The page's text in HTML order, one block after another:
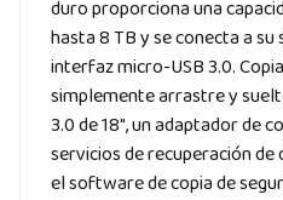
duro proporciona una
hasta 8 TB y se conecta a
interfaz micro-USB 3.0.
simplemente arrastre y
3.0 de 18″, un adaptador de
servicios de recuperación de
el software de copia de